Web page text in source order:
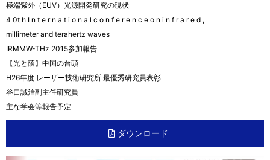
極端紫外（EUV）光源開発研究の現状
4 0t h I n t e r n a t i o n a l c o n f e r e n c e o n i n f r a r e d ,
millimeter and terahertz waves
IRMMW-THz 2015参加報告
【光と蔭】中国の台頭
H26年度 レーザー技術研究所 最優秀研究員表彰
谷口誠治副主任研究員
主な学会等報告予定
ダウンロード